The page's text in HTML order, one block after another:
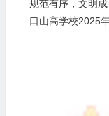
规范有序，文明
口山高学校2025年